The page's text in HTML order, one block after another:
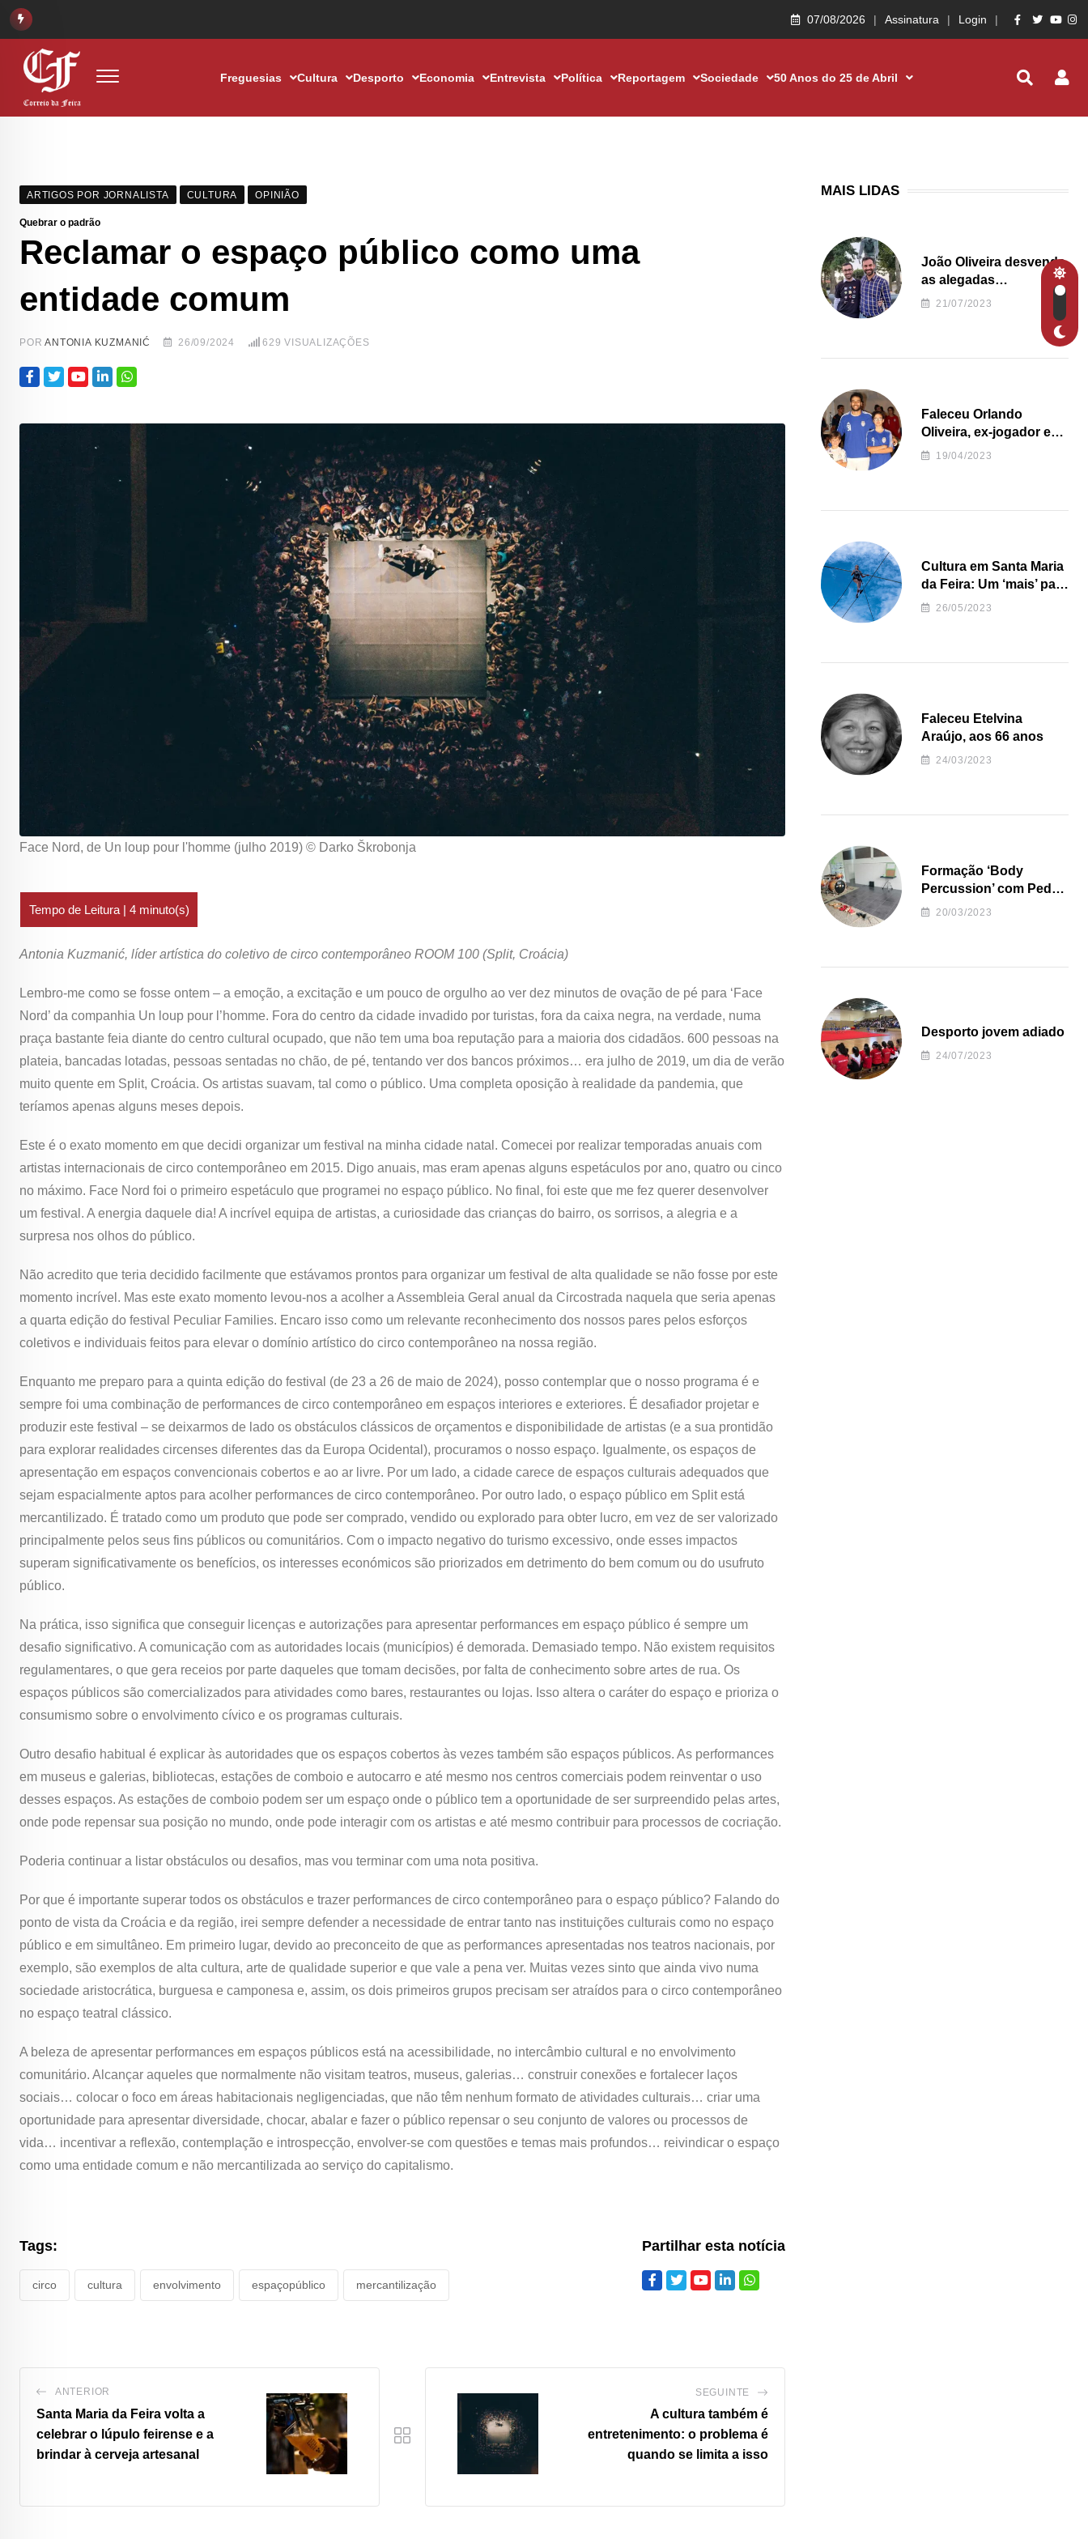
07/08/2026 Assinatura Login
Freguesias Cultura Desporto Economia Entrevista Política Reportagem Sociedade 50 Anos do 25 de Abril
ARTIGOS POR JORNALISTA CULTURA OPINIÃO
Quebrar o padrão
Reclamar o espaço público como uma
entidade comum
PORANTONIA KUZMANIĆ 26/09/2024 629 VISUALIZAÇÕES
Face Nord, de Un loup pour l'homme (julho 2019) © Darko Škrobonja
Antonia Kuzmanić, líder artística do coletivo de circo contemporâneo ROOM 100 (Split, Croácia)
Lembro-me como se fosse ontem – a emoção, a excitação e um pouco de orgulho ao ver dez minutos de ovação de pé para ‘Face
Nord’ da companhia Un loup pour l’homme. Fora do centro da cidade invadido por turistas, fora da caixa negra, na verdade, numa
praça bastante feia diante do centro cultural ocupado, que não tem uma boa reputação para a maioria dos cidadãos. 600 pessoas na
plateia, bancadas lotadas, pessoas sentadas no chão, de pé, tentando ver dos bancos próximos… era julho de 2019, um dia de verão
muito quente em Split, Croácia. Os artistas suavam, tal como o público. Uma completa oposição à realidade da pandemia, que
teríamos apenas alguns meses depois.
Este é o exato momento em que decidi organizar um festival na minha cidade natal. Comecei por realizar temporadas anuais com
artistas internacionais de circo contemporâneo em 2015. Digo anuais, mas eram apenas alguns espetáculos por ano, quatro ou cinco
no máximo. Face Nord foi o primeiro espetáculo que programei no espaço público. No final, foi este que me fez querer desenvolver
um festival. A energia daquele dia! A incrível equipa de artistas, a curiosidade das crianças do bairro, os sorrisos, a alegria e a
surpresa nos olhos do público.
Não acredito que teria decidido facilmente que estávamos prontos para organizar um festival de alta qualidade se não fosse por este
momento incrível. Mas este exato momento levou-nos a acolher a Assembleia Geral anual da Circostrada naquela que seria apenas
a quarta edição do festival Peculiar Families. Encaro isso como um relevante reconhecimento dos nossos pares pelos esforços
coletivos e individuais feitos para elevar o domínio artístico do circo contemporâneo na nossa região.
Enquanto me preparo para a quinta edição do festival (de 23 a 26 de maio de 2024), posso contemplar que o nosso programa é e
sempre foi uma combinação de performances de circo contemporâneo em espaços interiores e exteriores. É desafiador projetar e
produzir este festival – se deixarmos de lado os obstáculos clássicos de orçamentos e disponibilidade de artistas (e a sua prontidão
para explorar realidades circenses diferentes das da Europa Ocidental), procuramos o nosso espaço. Igualmente, os espaços de
apresentação em espaços convencionais cobertos e ao ar livre. Por um lado, a cidade carece de espaços culturais adequados que
sejam espacialmente aptos para acolher performances de circo contemporâneo. Por outro lado, o espaço público em Split está
mercantilizado. É tratado como um produto que pode ser comprado, vendido ou explorado para obter lucro, em vez de ser valorizado
principalmente pelos seus fins públicos ou comunitários. Com o impacto negativo do turismo excessivo, onde esses impactos
superam significativamente os benefícios, os interesses económicos são priorizados em detrimento do bem comum ou do usufruto
público.
Na prática, isso significa que conseguir licenças e autorizações para apresentar performances em espaço público é sempre um
desafio significativo. A comunicação com as autoridades locais (municípios) é demorada. Demasiado tempo. Não existem requisitos
regulamentares, o que gera receios por parte daqueles que tomam decisões, por falta de conhecimento sobre artes de rua. Os
espaços públicos são comercializados para atividades como bares, restaurantes ou lojas. Isso altera o caráter do espaço e prioriza o
consumismo sobre o envolvimento cívico e os programas culturais.
Outro desafio habitual é explicar às autoridades que os espaços cobertos às vezes também são espaços públicos. As performances
em museus e galerias, bibliotecas, estações de comboio e autocarro e até mesmo nos centros comerciais podem reinventar o uso
desses espaços. As estações de comboio podem ser um espaço onde o público tem a oportunidade de ser surpreendido pelas artes,
onde pode repensar sua posição no mundo, onde pode interagir com os artistas e até mesmo contribuir para processos de cocriação.
Poderia continuar a listar obstáculos ou desafios, mas vou terminar com uma nota positiva.
Por que é importante superar todos os obstáculos e trazer performances de circo contemporâneo para o espaço público? Falando do
ponto de vista da Croácia e da região, irei sempre defender a necessidade de entrar tanto nas instituições culturais como no espaço
público e em simultâneo. Em primeiro lugar, devido ao preconceito de que as performances apresentadas nos teatros nacionais, por
exemplo, são exemplos de alta cultura, arte de qualidade superior e que vale a pena ver. Muitas vezes sinto que ainda vivo numa
sociedade aristocrática, burguesa e camponesa e, assim, os dois primeiros grupos precisam ser atraídos para o circo contemporâneo
no espaço teatral clássico.
A beleza de apresentar performances em espaços públicos está na acessibilidade, no intercâmbio cultural e no envolvimento
comunitário. Alcançar aqueles que normalmente não visitam teatros, museus, galerias… construir conexões e fortalecer laços
sociais… colocar o foco em áreas habitacionais negligenciadas, que não têm nenhum formato de atividades culturais… criar uma
oportunidade para apresentar diversidade, chocar, abalar e fazer o público repensar o seu conjunto de valores ou processos de
vida… incentivar a reflexão, contemplação e introspecção, envolver-se com questões e temas mais profundos… reivindicar o espaço
como uma entidade comum e não mercantilizada ao serviço do capitalismo.
Tags:
circo cultura envolvimento espaçopúblico mercantilização
Partilhar esta notícia
ANTERIOR
Santa Maria da Feira volta a
celebrar o lúpulo feirense e a
brindar à cerveja artesanal
SEGUINTE
A cultura também é
entretenimento: o problema é
quando se limita a isso
MAIS LIDAS
João Oliveira desvenda
as alegadas
irregularidades da
Junta de Freguesia S.
21/07/2023
Faleceu Orlando
Oliveira, ex-jogador e
treinador da formação
19/04/2023
Cultura em Santa Maria
da Feira: Um ‘mais’ para
o Concelho
26/05/2023
Faleceu Etelvina
Araújo, aos 66 anos
24/03/2023
Formação ‘Body
Percussion’ com Pedro
Almeida
20/03/2023
Desporto jovem adiado
24/07/2023